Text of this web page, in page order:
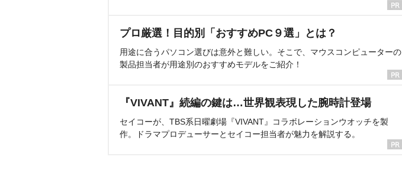
プロ厳選！目的別「おすすめPC９選」とは？
用途に合うパソコン選びは意外と難しい。そこで、マウスコンピューターの
製品担当者が用途別のおすすめモデルをご紹介！
『VIVANT』続編の鍵は…世界観表現した腕時計登場
セイコーが、TBS系日曜劇場『VIVANT』コラボレーションウオッチを製
作。ドラマプロデューサーとセイコー担当者が魅力を解説する。